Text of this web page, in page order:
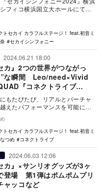
フィコ横浜国立大ホールにて行
トセカイ カラフルステージ！ feat.初音ミ
セカイシンフォニー
2024.06.21 18:00
カ』2つの世界がつながっ
”な瞬間 Leo/need×Vivid
『コネクトライブ
BEATS!!』レポート
もたびたび、リアルとバーチャ
えたパフォーマンスを可能にす
トライブ”を開催してきたアプリゲ
…
トセカイ カラフルステージ！ feat.初音ミ
つめ コネクトライブ
2024.06.03 12:06
カ』×サンリオグッズが3ヶ
登場 第1弾はポムポムプリ
ャッコなど